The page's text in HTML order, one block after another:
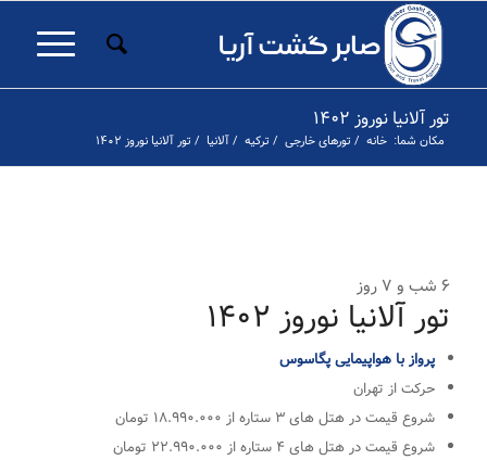
تور آلانیا نوروز ۱۴۰۲
مکان شما: خانه / تورهای خارجی / ترکیه /آلانیا / تور آلانیا نوروز ۱۴۰۲
۶ شب و ۷ روز
تور آلانیا نوروز ۱۴۰۲
پرواز با هواپیمایی پگاسوس
حرکت از تهران
شروع قیمت در هتل های ۳ ستاره از ۱۸.۹۹۰.۰۰۰ تومان
شروع قیمت در هتل های ۴ ستاره از ۲۲.۹۹۰.۰۰۰ تومان